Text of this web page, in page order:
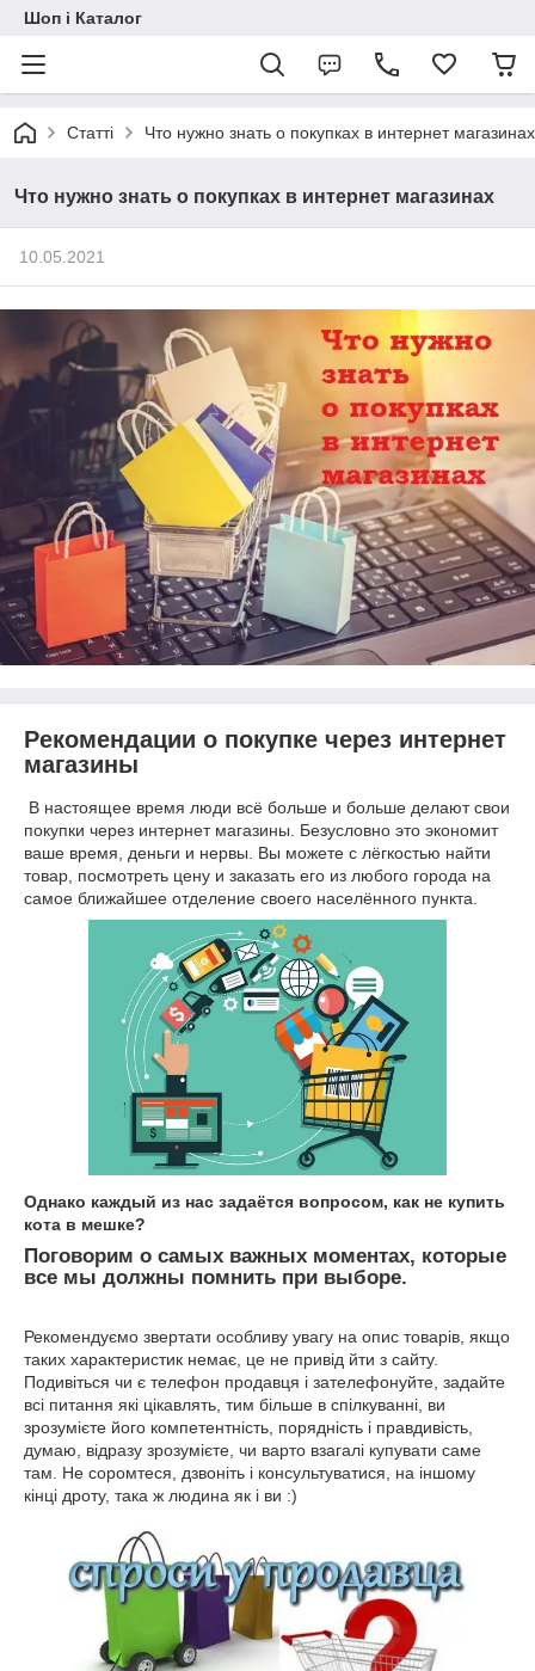
Шоп і Каталог
Статті Что нужно знать о покупках в интернет магазинах
Что нужно знать о покупках в интернет магазинах
10.05.2021
Рекомендации о покупке через интернет
магазины
В настоящее время люди всё больше и больше делают свои
покупки через интернет магазины. Безусловно это экономит
ваше время, деньги и нервы. Вы можете с лёгкостью найти
товар, посмотреть цену и заказать его из любого города на
самое ближайшее отделение своего населённого пункта.
Однако каждый из нас задаётся вопросом, как не купить
кота в мешке?
Поговорим о самых важных моментах, которые
все мы должны помнить при выборе.
Рекомендуємо звертати особливу увагу на опис товарів, якщо
таких характеристик немає, це не привід йти з сайту.
Подивіться чи є телефон продавця і зателефонуйте, задайте
всі питання які цікавлять, тим більше в спілкуванні, ви
зрозумієте його компетентність, порядність і правдивість,
думаю, відразу зрозумієте, чи варто взагалі купувати саме
там. Не соромтеся, дзвоніть і консультуватися, на іншому
кінці дроту, така ж людина як і ви :)